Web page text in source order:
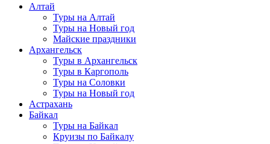
Алтай
Туры на Алтай
Туры на Новый год
Майские праздники
Архангельск
Туры в Архангельск
Туры в Каргополь
Туры на Соловки
Туры на Новый год
Астрахань
Байкал
Туры на Байкал
Круизы по Байкалу